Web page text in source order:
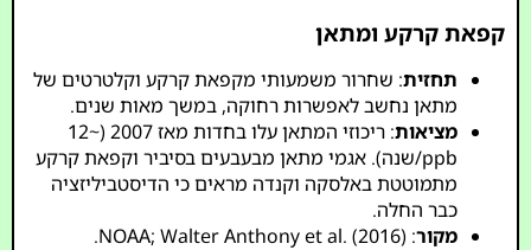
קפאת קרקע ומתאן
תחזית: שחרור משמעותי מקפאת קרקע וקלטרטים של
מתאן נחשב לאפשרות רחוקה, במשך מאות שנים.
מציאות
: ריכוזי המתאן עלו בחדות מאז 2007 (~12
ppb/שנה). אגמי מתאן מבעבעים בסיביר וקפאת קרקע
מתמוטטת באלסקה וקנדה מראים כי הדיסטביליזציה
כבר החלה.
מקור: NOAA; Walter Anthony et al. (2016).